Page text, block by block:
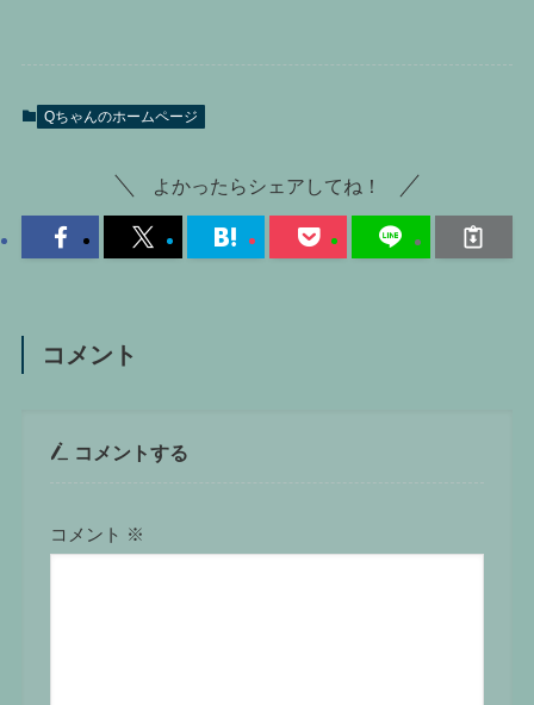
Qちゃんのホームページ
よかったらシェアしてね！
コメント
コメントする
コメント ※